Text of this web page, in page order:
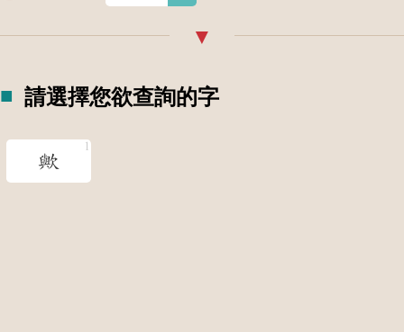
請選擇您欲查詢的字
歟